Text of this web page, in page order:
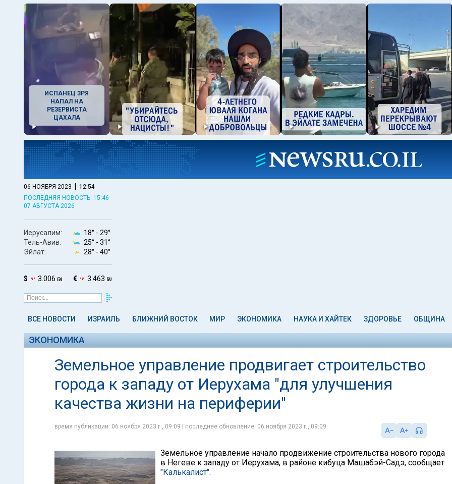
ИСПАНЕЦ ЗРЯ
НАПАЛ НА
РЕЗЕРВИСТА
ЦАХАЛА
06 НОЯБРЯ 2023 | 12:54
ПОСЛЕДНЯЯ НОВОСТЬ: 15:46
07 АВГУСТА 2026
Иерусалим: 18° - 29°
Тель-Авив:
25° - 31°
Эйлат:
28° - 40°
$ 3.006 ₪ € 3.463 ₪
ВСЕ НОВОСТИ ИЗРАИЛЬ БЛИЖНИЙ ВОСТОК МИР ЭКОНОМИКА НАУКА И ХАЙТЕК ЗДОРОВЬЕ ОБЩИНА
ЭКОНОМИКА
Земельное управление продвигает строительство
города к западу от Иерухама "для улучшения
качества жизни на периферии"
время публикации: 06 ноября 2023 г., 09:09 | последнее обновление: 06 ноября 2023 г., 09:09
Земельное управление начало продвижение строительства нового города
в Негеве к западу от Иерухама, в районе кибуца Машабэй-Садэ, сообщает
"Калькалист".